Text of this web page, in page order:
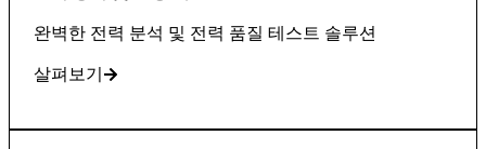
완벽한 전력 분석 및 전력 품질 테스트 솔루션
살펴보기